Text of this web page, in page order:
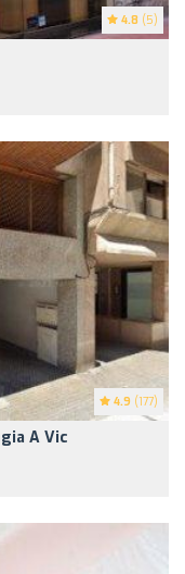
4.8 (5)
4.9 (177)
A Vic